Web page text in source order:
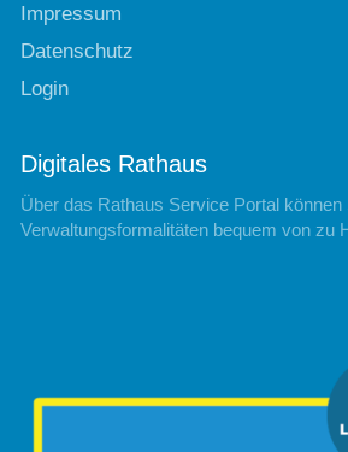
Impressum
Datenschutz
Login
Digitales Rathaus
Über das Rathaus Service Portal können
Verwaltungsformalitäten bequem von zu